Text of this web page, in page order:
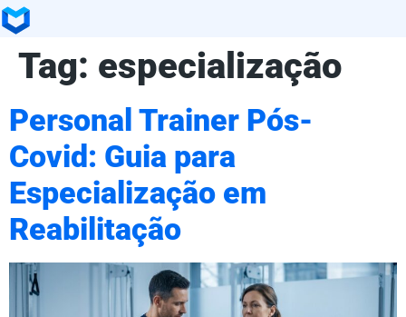
Tag: especialização
Personal Trainer Pós-
Covid: Guia para
Especialização em
Reabilitação